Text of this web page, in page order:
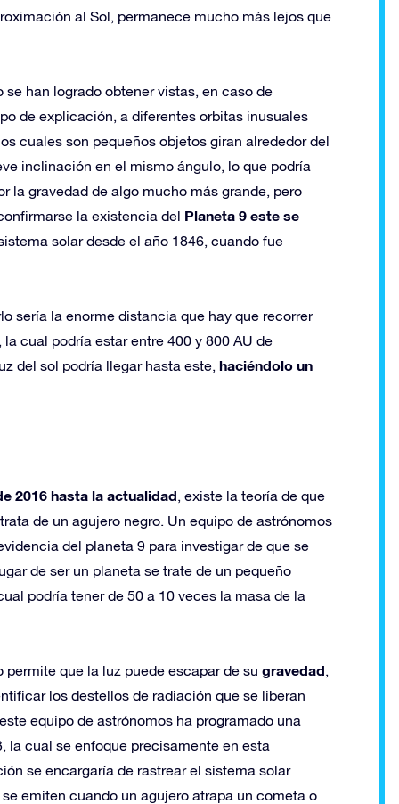
al Sol, permanece mucho más lejos que
han logrado obtener vistas, en caso de
de explicación, a diferentes orbitas inusuales
cuales son pequeños objetos giran alrededor del
inclinación en el mismo ángulo, lo que podría
la gravedad de algo mucho más grande, pero
la existencia del Planeta 9 este se
solar desde el año 1846, cuando fue
sería la enorme distancia que hay que recorrer
cual podría estar entre 400 y 800 AU de
del sol podría llegar hasta este, haciéndolo un
2016 hasta la actualidad, existe la teoría de que
de un agujero negro. Un equipo de astrónomos
del planeta 9 para investigar de que se
de ser un planeta se trate de un pequeño
podría tener de 50 a 10 veces la masa de la
que la luz puede escapar de su gravedad,
los destellos de radiación que se liberan
equipo de astrónomos ha programado una
la cual se enfoque precisamente en esta
se encargaría de rastrear el sistema solar
emiten cuando un agujero atrapa un cometa o